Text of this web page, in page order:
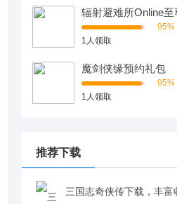
辐射避难所Online至
包
95%
1人领取
魔剑侠缘预约礼包
95%
1人领取
推荐下载
三国志奇侠传下载，丰富